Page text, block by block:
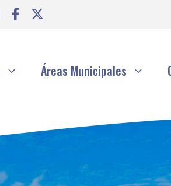
Áreas Municipales